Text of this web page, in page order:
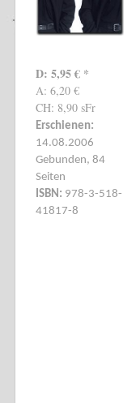
D: 5,95 € *
A: 6,20 €
CH: 8,90 sFr
Erschienen:
14.08.2006
Gebunden, 84
Seiten
ISBN: 978-3-518-
41817-8